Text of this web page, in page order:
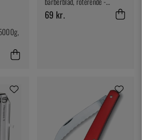
Martellato
69 kr.